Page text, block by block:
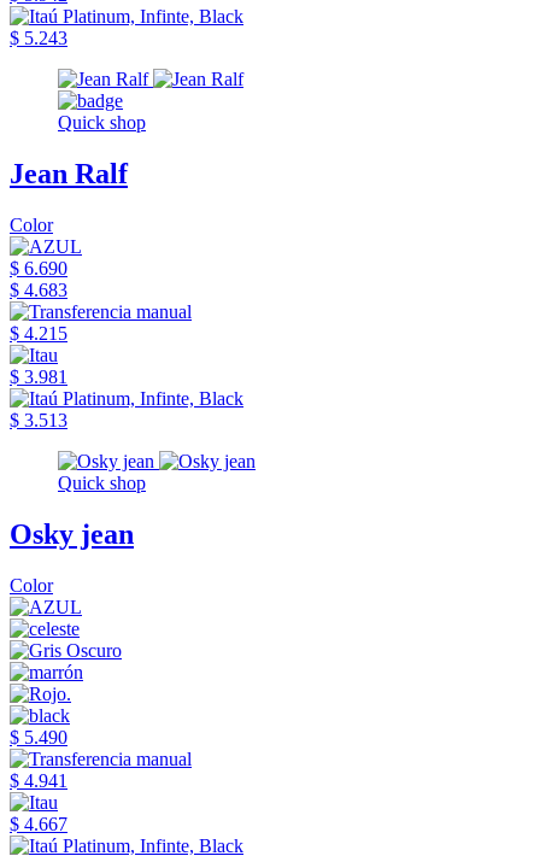
$ 5.243
Quick shop
Jean Ralf
Color
$ 6.690
$ 4.683
$ 4.215
$ 3.981
$ 3.513
Quick shop
Osky jean
Color
$ 5.490
$ 4.941
$ 4.667